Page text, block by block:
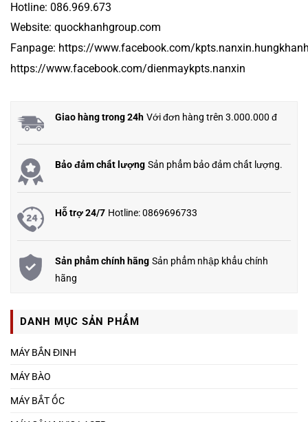
Hotline: 086.969.673
Website: quockhanhgroup.com
Fanpage: https://www.facebook.com/
https://www.facebook.com/dienmaykpts.nanxin
Giao hàng trong 24h Với đơn hàng trên 3.000.000 đ
Bảo đảm chất lượng Sản phẩm bảo đảm chất lượng.
Hỗ trợ 24/7 Hotline: 0869696733
Sản phẩm chính hãng Sản phẩm nhập khẩu chính
hãng
DANH MỤC SẢN PHẨM
MÁY BẮN ĐINH
MÁY BÀO
MÁY BẮT ỐC